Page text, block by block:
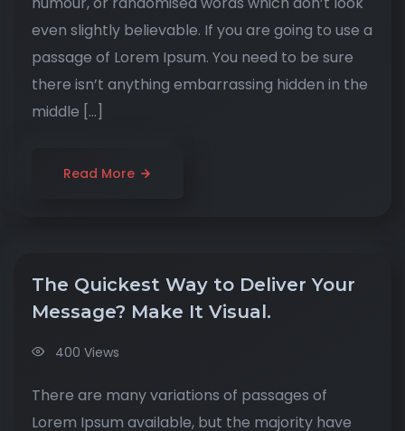
even slightly believable. If you are going to use a
passage of Lorem Ipsum. You need to be sure
there isn’t anything embarrassing hidden in the
middle […]
Read More
The Quickest Way to Deliver Your
Message? Make It Visual.
400 Views
There are many variations of passages of
Lorem Ipsum available, but the majority have